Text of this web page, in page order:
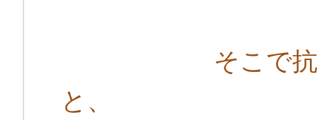
そこで抗鬱剤
と、